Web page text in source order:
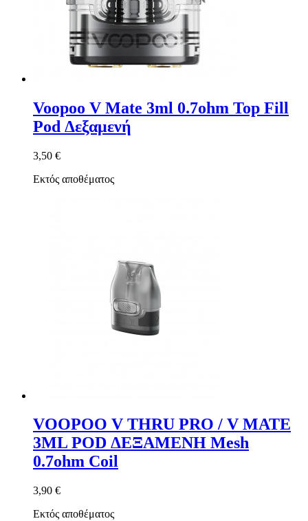
Voopoo V Mate 3ml 0.7ohm Top Fill
Pod Δεξαμενή
3,50 €
Εκτός αποθέματος
VOOPOO V THRU PRO / V MATE
3ML POD ΔΕΞΑΜΕΝΗ Mesh
0.7ohm Coil
3,90 €
Εκτός αποθέματος